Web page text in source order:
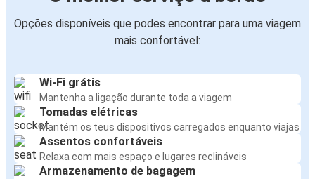
Opções disponíveis que podes encontrar para uma viagem
mais confortável:
Wi-Fi grátis
Mantenha a ligação durante toda a viagem
Tomadas elétricas
Mantém os teus dispositivos carregados enquanto viajas
Assentos confortáveis
Relaxa com mais espaço e lugares reclináveis
Armazenamento de bagagem